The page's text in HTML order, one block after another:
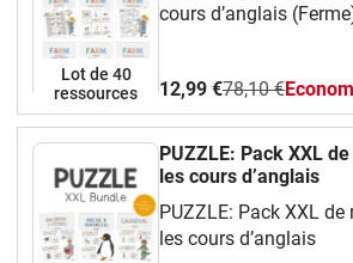
Lot de 40
ressources
cours d’anglais
d’anglais.Tu y
vocabulaire illustrées
apprendre les mots
amusants : bingo,
d’activités
niveaux,Des
12,99 €78,10 €
PUZZLE: Pack XXL
les cours d’anglais
PUZZLE: Pack XXL
les cours d’anglais